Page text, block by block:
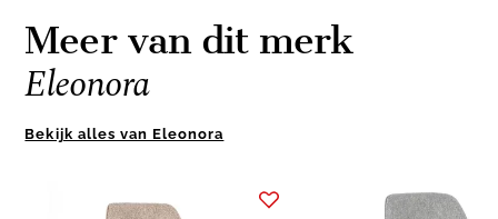
Meer van dit merk
Eleonora
Bekijk alles van Eleonora